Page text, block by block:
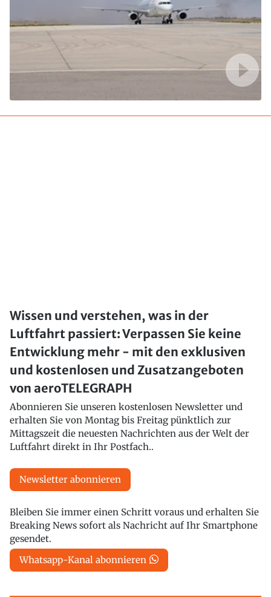
Wissen und verstehen, was in der
Luftfahrt passiert: Verpassen Sie keine
Entwicklung mehr - mit den exklusiven
und kostenlosen und Zusatzangeboten
von aeroTELEGRAPH
Abonnieren Sie unseren kostenlosen Newsletter und
erhalten Sie von Montag bis Freitag pünktlich zur
Mittagszeit die neuesten Nachrichten aus der Welt der
Luftfahrt direkt in Ihr Postfach..
Newsletter abonnieren
Bleiben Sie immer einen Schritt voraus und erhalten Sie
Breaking News sofort als Nachricht auf Ihr Smartphone
gesendet.
Whatsapp-Kanal abonnieren